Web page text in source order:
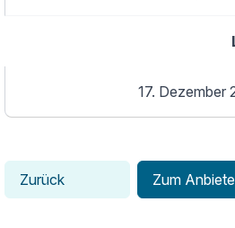
17. Dezember
Zurück Zum